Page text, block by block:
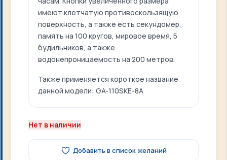
имеют клетчатую противоскользящую
поверхность, а также есть секундомер,
память на 100 кругов, мировое время, 5
будильников, а также
водонепроницаемость на 200 метров.
Также применяется короткое название
данной модели: GA-110SKE-8A
Нет в наличии
Добавить в список желаний